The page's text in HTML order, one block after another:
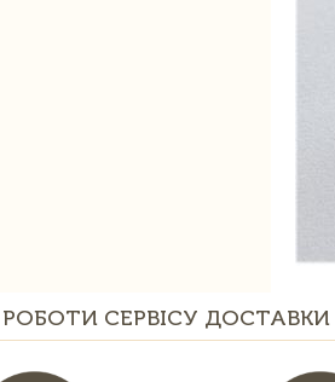
СЕРВІСУ ДОСТАВКИ